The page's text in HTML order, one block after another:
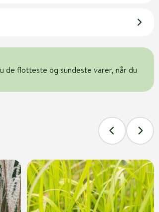
de flotteste og sundeste varer, når du